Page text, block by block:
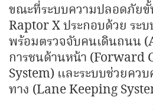
ขณะที่ระบบความปลอดภัย
Raptor X ประกอบด้วย ระ
พร้อมตรวจจับคนเดินถนน
การชนด้านหน้า
System) และระบบช่วยคว
ทาง (Lane Keeping